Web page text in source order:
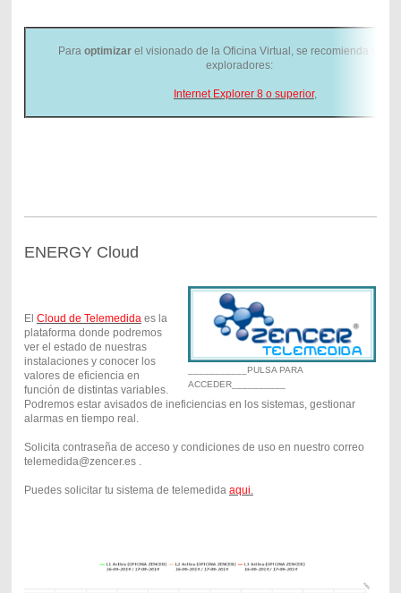
Paraoptimizar el visionado de la Oficina Virtual, se recomienda
exploradores:
Internet Explorer 8 o superior,
ENERGY Cloud
___________PULSA PARA
ACCEDER__________
El Cloud de Telemedidaes la
plataforma donde podremos
ver el estado de nuestras
instalaciones y conocer los
valores de eficiencia en
función de distintas variables.
Podremos estar avisados de ineficiencias en los sistemas, gestionar
alarmas en tiempo real.
Solicita contraseña de acceso y condiciones de uso en nuestro correo
telemedida@zencer.es .
Puedes solicitar tu sistema de telemedida aqui.